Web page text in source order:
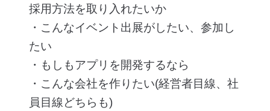
採用方法を取り入れたいか
・こんなイベント出展がしたい、参加し
たい
・もしもアプリを開発するなら
・こんな会社を作りたい(経営者目線、社
員目線どちらも)